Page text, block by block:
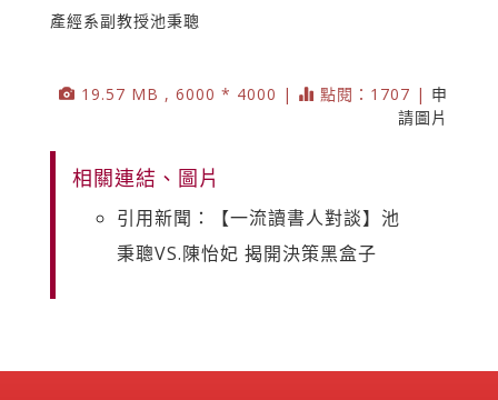
產經系副教授池秉聰
19.57 MB , 6000 * 4000 | 點閱：1707 | 申
請圖片
相關連結、圖片
引用新聞：【一流讀書人對談】池
秉聰VS.陳怡妃 揭開決策黑盒子